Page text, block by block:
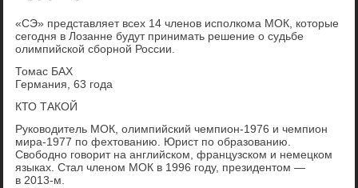
«СЭ» представляет всех 14 членов исполкома МОК, которые
сегодня в Лозанне будут принимать решение о судьбе
олимпийской сборной России.
Томас БАХ
Германия, 63 года
КТО ТАКОЙ
Руководитель МОК, олимпийский чемпион-1976 и чемпион
мира-1977 по фехтованию. Юрист по образованию.
Свободно говорит на английском, французском и немецком
языках. Стал членом МОК в 1996 году, президентом —
в 2013-м.